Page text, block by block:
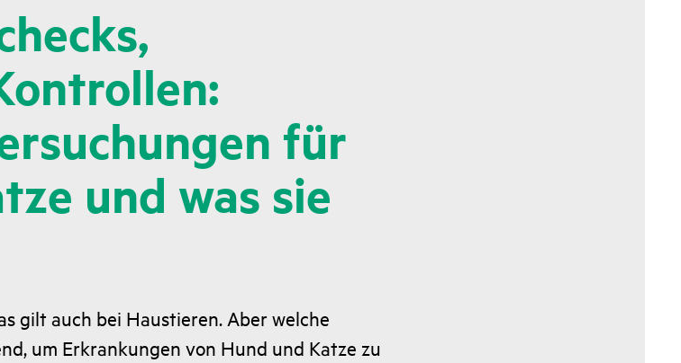
für
und was sie
gilt auch bei Haustieren. Aber welche
um Erkrankungen von Hund und Katze zu